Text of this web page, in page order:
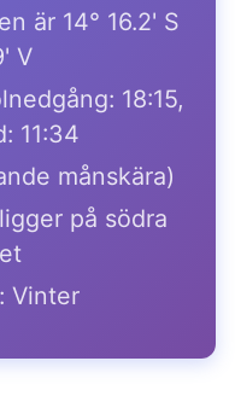
är 14° 16.2' S
V
18:15,
11:34
månskära)
på södra
Vinter